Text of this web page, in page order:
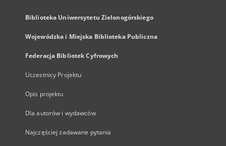
Biblioteka Uniwersytetu Zielonogórskiego
Wojewódzka i Miejska Biblioteka Publiczna
Federacja Bibliotek Cyfrowych
Uczestnicy Projektu
Opis projektu
Dla autorów i wydawców
Najczęściej zadawane pytania